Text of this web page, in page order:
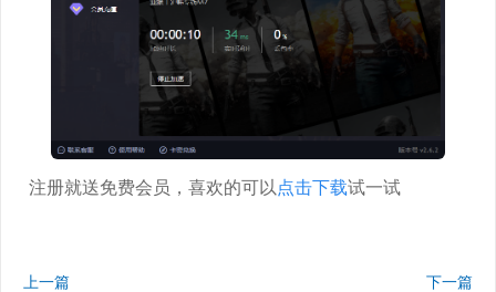
注册就送免费会员，喜欢的可以 点击下载试一试
上一篇 下一篇